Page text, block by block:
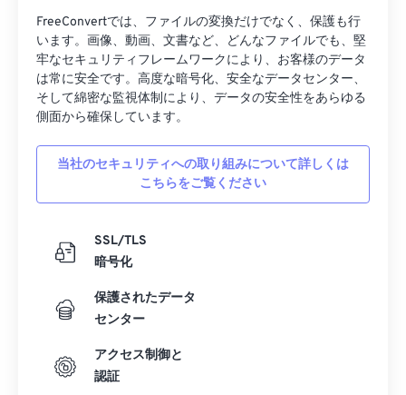
FreeConvertでは、ファイルの変換だけでなく、保護も行
います。画像、動画、文書など、どんなファイルでも、堅
牢なセキュリティフレームワークにより、お客様のデータ
は常に安全です。高度な暗号化、安全なデータセンター、
そして綿密な監視体制により、データの安全性をあらゆる
側面から確保しています。
当社のセキュリティへの取り組みについて詳しくは
こちらをご覧ください
SSL/TLS
暗号化
保護されたデータ
センター
アクセス制御と
認証